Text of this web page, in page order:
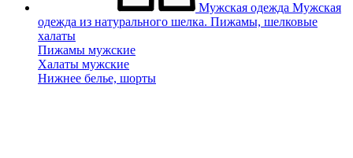
Мужская одежда Мужская
одежда из натурального шелка. Пижамы, шелковые
халаты
Пижамы мужские
Халаты мужские
Нижнее белье, шорты